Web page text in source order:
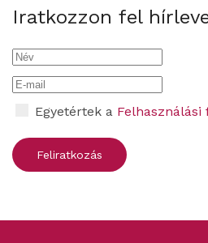
Iratkozzon fel
Egyetértek a